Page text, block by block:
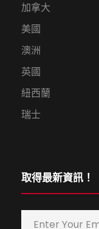
加拿大
美國
澳洲
英國
紐西蘭
瑞士
取得最新資訊！